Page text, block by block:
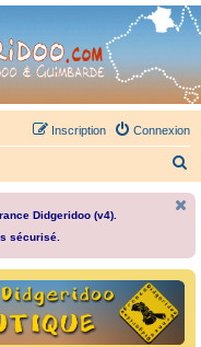
la communauté.
Connexion
Inscription
e
Didgeridoo (v4).
sécurisé.